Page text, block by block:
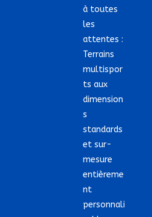
à toutes
les
attentes :
Terrains
multispor
ts aux
dimension
s
standards
et sur-
mesure
entièreme
nt
personnali